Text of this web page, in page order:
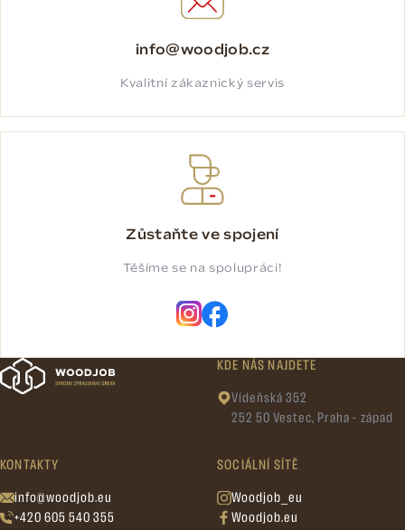
info@woodjob.cz
Kvalitní zákaznický servis
Zůstaňte ve spojení
Těšíme se na spolupráci!
KDE NÁS NAJDETE
Vídeňská 352
252 50 Vestec, Praha - západ
KONTAKTY
info@woodjob.eu
+420 605 540 355
SOCIÁLNÍ SÍTĚ
Woodjob_eu
Woodjob.eu